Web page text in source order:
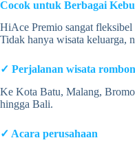
Cocok untuk Berbagai
HiAce Premio sangat
Tidak hanya wisata keluarga,
✓ Perjalanan wisata
Ke Kota Batu, Malang,
hingga Bali.
✓ Acara perusahaan